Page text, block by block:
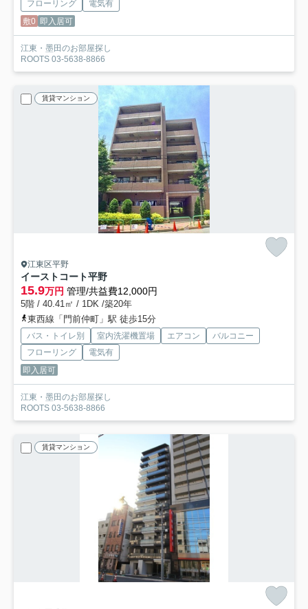
フローリング
電気有
敷0 即入居可
江東・墨田のお部屋探し
ROOTS 03-5638-8866
賃貸マンション
江東区平野
イーストコート平野
15.9万円 管理/共益費12,000円
5階 / 40.41㎡ / 1DK /築20年
東西線「門前仲町」駅 徒歩15分
バス・トイレ別 室内洗濯機置場 エアコン
バルコニー
フローリング
電気有
即入居可
江東・墨田のお部屋探し
ROOTS 03-5638-8866
賃貸マンション